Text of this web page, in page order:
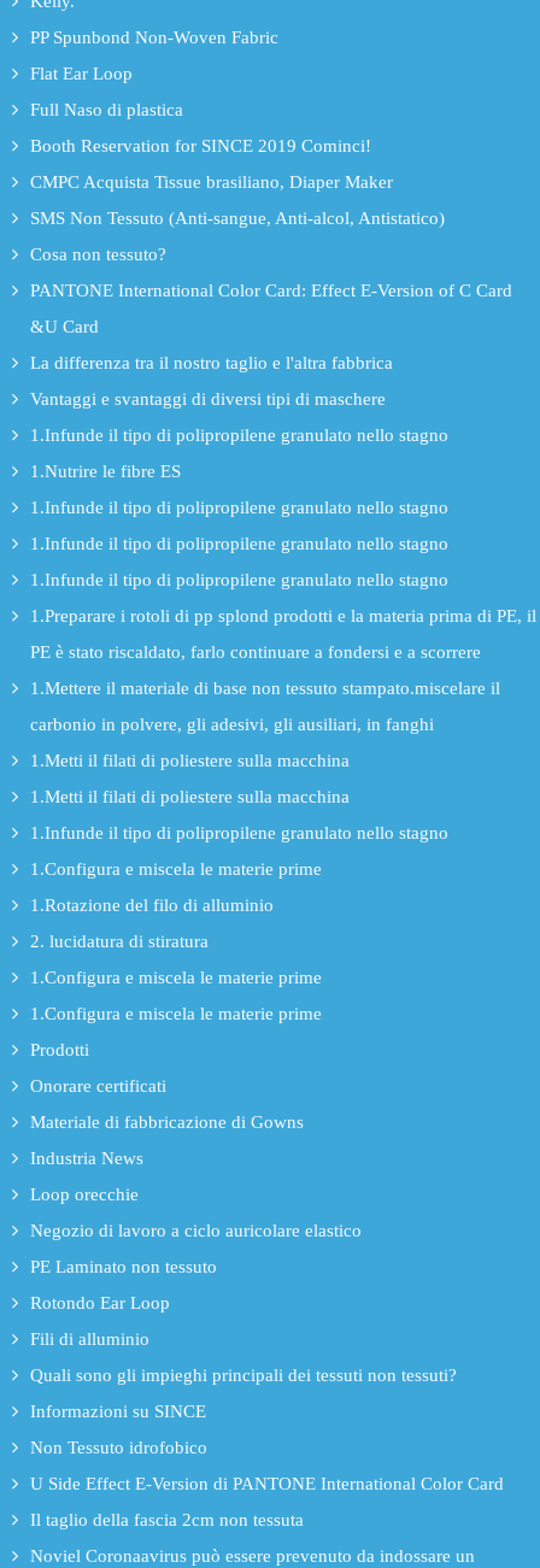
PP Spunbond Non-Woven Fabric
Flat Ear Loop
Full Naso di plastica
Booth Reservation for SINCE 2019 Cominci!
CMPC Acquista Tissue brasiliano, Diaper Maker
SMS Non Tessuto (Anti-sangue, Anti-alcol, Antistatico)
Cosa non tessuto?
PANTONE International Color Card: Effect E-Version of C Card
&U Card
La differenza tra il nostro taglio e l'altra fabbrica
Vantaggi e svantaggi di diversi tipi di maschere
1.Infunde il tipo di polipropilene granulato nello stagno
1.Nutrire le fibre ES
1.Infunde il tipo di polipropilene granulato nello stagno
1.Infunde il tipo di polipropilene granulato nello stagno
1.Infunde il tipo di polipropilene granulato nello stagno
1.Preparare i rotoli di pp splond prodotti e la materia prima di PE, il
PE è stato riscaldato, farlo continuare a fondersi e a scorrere
1.Mettere il materiale di base non tessuto stampato.miscelare il
carbonio in polvere, gli adesivi, gli ausiliari, in fanghi
1.Metti il filati di poliestere sulla macchina
1.Metti il filati di poliestere sulla macchina
1.Infunde il tipo di polipropilene granulato nello stagno
1.Configura e miscela le materie prime
1.Rotazione del filo di alluminio
2. lucidatura di stiratura
1.Configura e miscela le materie prime
1.Configura e miscela le materie prime
Prodotti
Onorare certificati
Materiale di fabbricazione di Gowns
Industria News
Loop orecchie
Negozio di lavoro a ciclo auricolare elastico
PE Laminato non tessuto
Rotondo Ear Loop
Fili di alluminio
Quali sono gli impieghi principali dei tessuti non tessuti?
Informazioni su SINCE
Non Tessuto idrofobico
U Side Effect E-Version di PANTONE International Color Card
Il taglio della fascia 2cm non tessuta
Noviel Coronaavirus può essere prevenuto da indossare un